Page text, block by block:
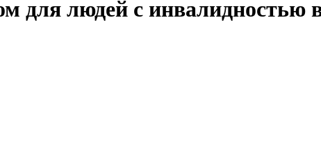
для людей с инвалидностью